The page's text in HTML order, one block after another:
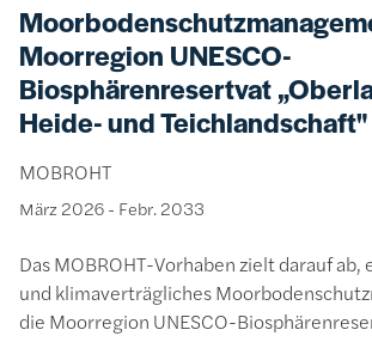
Moorregion UNESCO-
Biosphärenresertvat
Heide- und Teichlandschaft"
MOBROHT
März 2026 - Febr. 2033
Das MOBROHT-Vorhaben zielt darauf ab,
und klimaverträgliches
die Moorregion UNESCO-